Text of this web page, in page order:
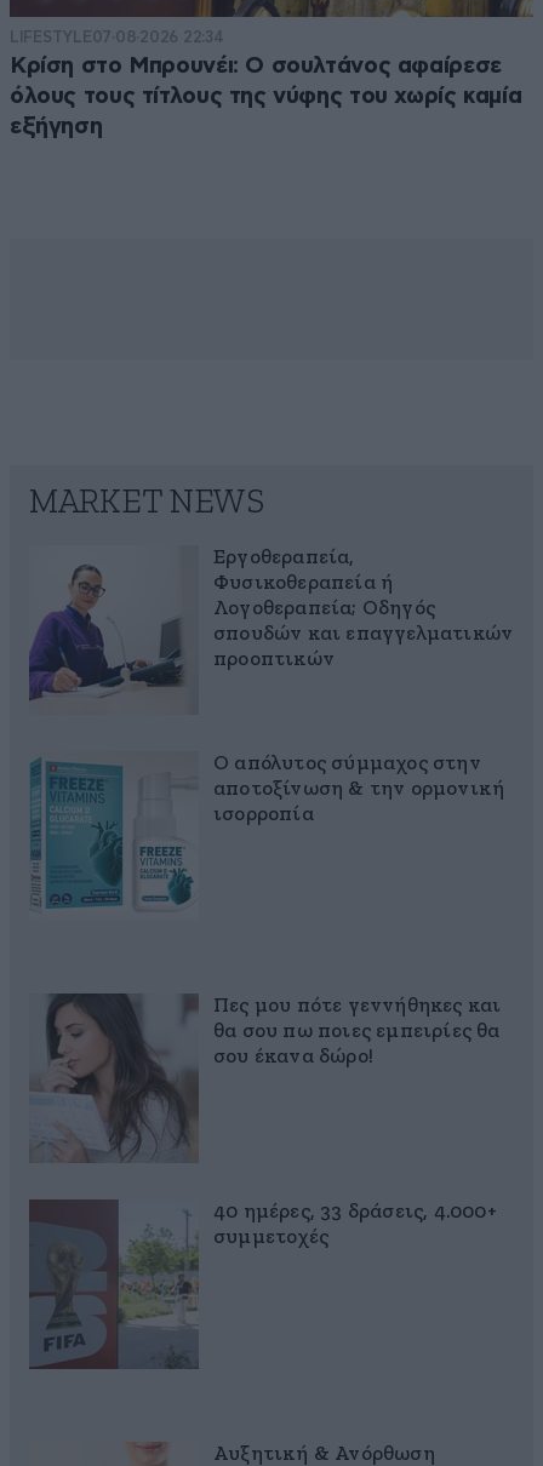
LIFESTYLE07·08·2026 22:34
Κρίση στο Μπρουνέι: Ο σουλτάνος αφαίρεσε
όλους τους τίτλους της νύφης του χωρίς καμία
εξήγηση
MARKET NEWS
Εργοθεραπεία,
Φυσικοθεραπεία ή
Λογοθεραπεία; Οδηγός
σπουδών και επαγγελματικών
προοπτικών
Ο απόλυτος σύμμαχος στην
αποτοξίνωση & την ορμονική
ισορροπία
Πες μου πότε γεννήθηκες και
θα σου πω ποιες εμπειρίες θα
σου έκανα δώρο!
40 ημέρες, 33 δράσεις, 4.000+
συμμετοχές
Αυξητική & Ανόρθωση